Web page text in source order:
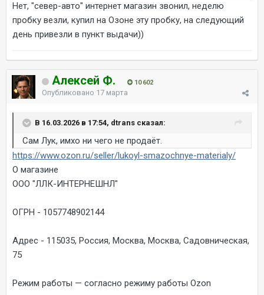
Нет, "север-авто" интернет магазин звонил, неделю
пробку везли, купил на Озоне эту пробку, на следующий
день привезли в пункт выдачи))
Алексей Ф. 10 602
Опубликовано 17 марта
В 16.03.2026 в 17:54, dtrans сказал:
Сам Лук, имхо ни чего не продаёт.
https://www.ozon.ru/seller/lukoyl-smazochnye-materialy/
О магазине
ООО "ЛЛК-ИНТЕРНЕШНЛ"
ОГРН - 1057748902144
Адрес - 115035, Россия, Москва, Москва, Садовническая,
75
Режим работы — согласно режиму работы Ozon